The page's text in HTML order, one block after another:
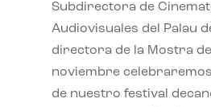
Subdirectora de
Audiovisuales del Palau
directora de la Mostra de
noviembre
de nuestro festival